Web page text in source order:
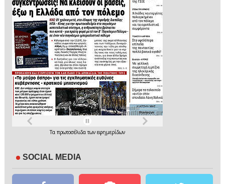
Τα πρωτοσέλιδατων εφημερίδων
SOCIAL MEDIA